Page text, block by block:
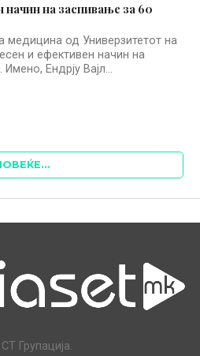
на заспивање за 60
медицина од Универзитетот на
и ефективен начин на
Ендрју Вајл...
Групација.